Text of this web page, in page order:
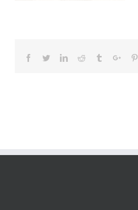
Facebook
TwitterLinkedinReddit Tumblr